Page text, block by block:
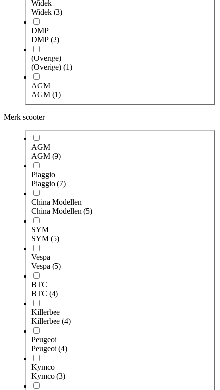
Widek
Widek (3)
DMP
DMP (2)
(Overige)
(Overige) (1)
AGM
AGM (1)
Merk scooter
AGM
AGM (9)
Piaggio
Piaggio (7)
China Modellen
China Modellen (5)
SYM
SYM (5)
Vespa
Vespa (5)
BTC
BTC (4)
Killerbee
Killerbee (4)
Peugeot
Peugeot (4)
Kymco
Kymco (3)